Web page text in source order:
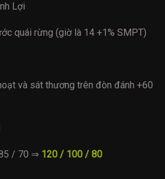
Lợi
quái rừng (giờ là 14 +1% SMPT)
và sát thương trên đòn đánh +60
/ 70 ⇒ 120 / 100 / 80